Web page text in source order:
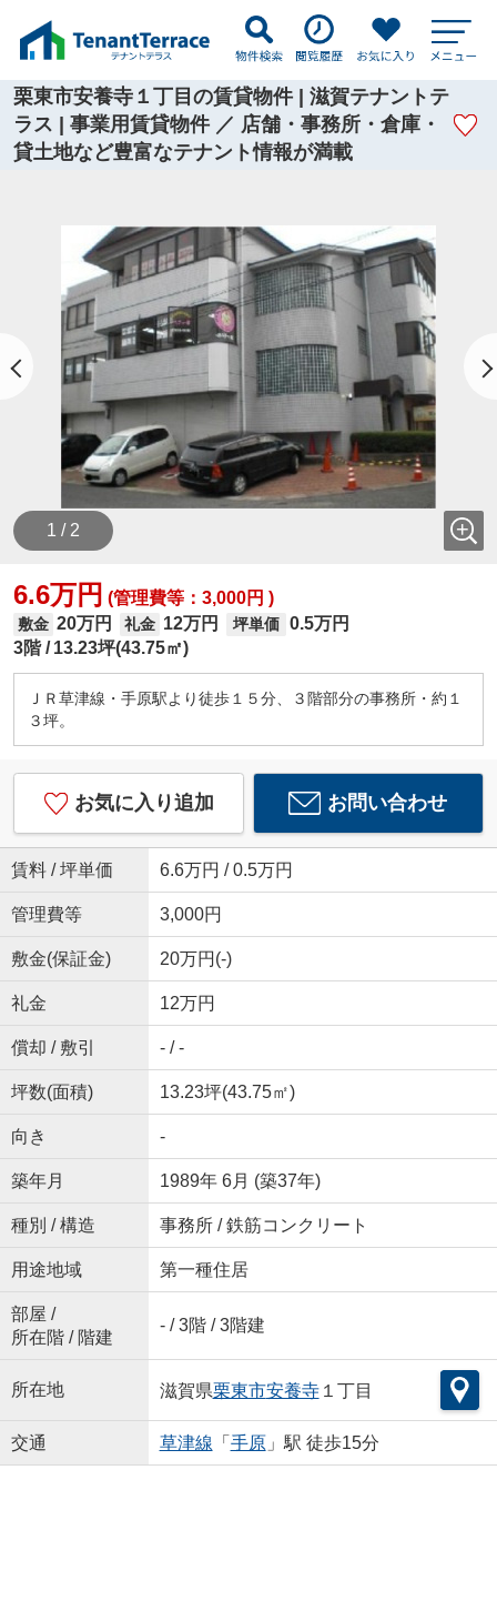
栗東市安養寺１丁目の賃貸物件 | 滋賀テナントテ
ラス | 事業用賃貸物件 ／ 店舗・事務所・倉庫・
貸土地など豊富なテナント情報が満載
1 / 2
6.6万円 (管理費等：3,000円 )
敷金 20万円 礼金 12万円 坪単価 0.5万円
3階
13.23坪(43.75㎡)
ＪＲ草津線・手原駅より徒歩１５分、３階部分の事務所・約１
３坪。
お気に入り追加 お問い合わせ
賃料 / 坪単価 6.6万円 / 0.5万円
管理費等 3,000円
敷金(保証金) 20万円(-)
礼金 12万円
償却 / 敷引 - / -
坪数(面積) 13.23坪(43.75㎡)
向き -
築年月 1989年 6月 (築37年)
種別 / 構造 事務所 / 鉄筋コンクリート
用途地域 第一種住居
部屋 /
所在階 / 階建
- / 3階 / 3階建
所在地 滋賀県栗東市安養寺１丁目
交通 草津線 「 手原」駅 徒歩15分